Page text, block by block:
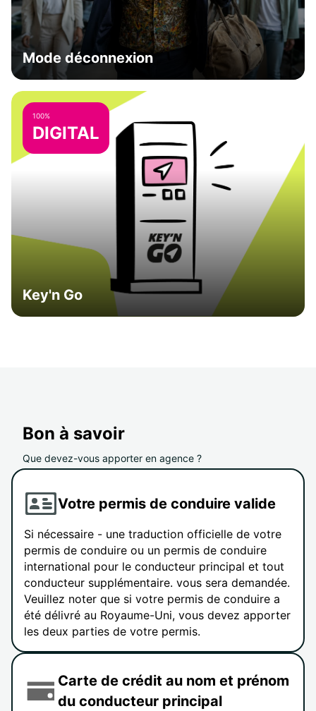
Mode déconnexion
100%
DIGITAL
Key'n Go
Bon à savoir
Que devez-vous apporter en agence ?
Votre permis de conduire valide
Si nécessaire - une traduction officielle de votre
permis de conduire ou un permis de conduire
international pour le conducteur principal et tout
conducteur supplémentaire. vous sera demandée.
Veuillez noter que si votre permis de conduire a
été délivré au Royaume-Uni, vous devez apporter
les deux parties de votre permis.
Carte de crédit au nom et prénom
du conducteur principal